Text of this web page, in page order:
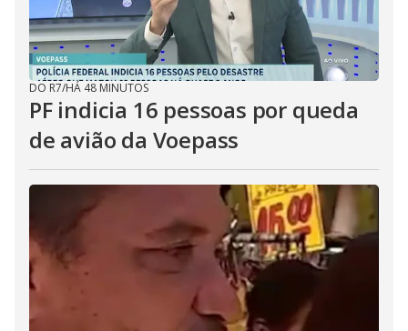
DO R7/HÁ 48 MINUTOS
PF indicia 16 pessoas por queda
de avião da Voepass